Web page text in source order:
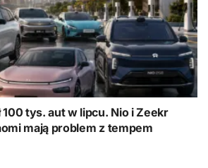
100 tys. aut w lipcu. Nio i Zeekr
mają problem z tempem